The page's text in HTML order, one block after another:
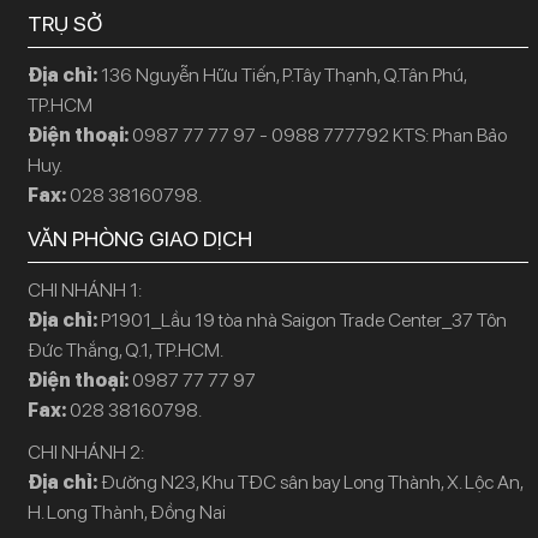
TRỤ SỞ
Địa chỉ: 136 Nguyễn Hữu Tiến, P.Tây Thạnh, Q.Tân Phú,
TP.HCM
Điện thoại: 0987 77 77 97 - 0988 777792 KTS: Phan Bảo
Huy.
Fax: 028 38160798.
VĂN PHÒNG GIAO DỊCH
CHI NHÁNH 1:
Địa chỉ: P1901_Lầu 19 tòa nhà Saigon Trade Center_37 Tôn
Đức Thắng, Q.1, TP.HCM.
Điện thoại: 0987 77 77 97
Fax: 028 38160798.
CHI NHÁNH 2:
Địa chỉ:Đường N23, Khu TĐC sân bay Long Thành, X. Lộc An,
H. Long Thành, Đồng Nai